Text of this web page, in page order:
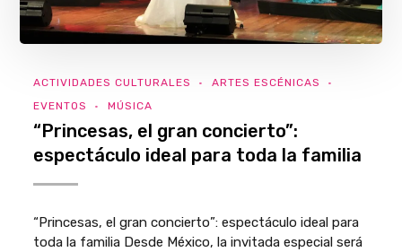
ACTIVIDADES CULTURALES
ARTES ESCÉNICAS
EVENTOS
MÚSICA
“Princesas, el gran concierto”:
espectáculo ideal para toda la familia
“Princesas, el gran concierto”: espectáculo ideal para
toda la familia Desde México, la invitada especial será